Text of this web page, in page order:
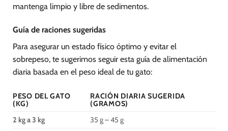
mantenga limpio y libre de sedimentos.
Guía de raciones sugeridas
Para asegurar un estado físico óptimo y evitar el
sobrepeso, te sugerimos seguir esta guía de alimentación
diaria basada en el peso ideal de tu gato:
PESO DEL GATO
(KG)
RACIÓN DIARIA SUGERIDA
(GRAMOS)
2 kg a 3 kg
35 g – 45 g